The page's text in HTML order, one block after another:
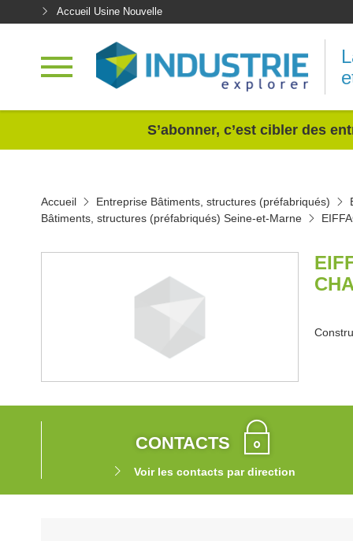
Accueil Usine Nouvelle
S’abonner, c’est cibler des
Accueil Entreprise Bâtiments, structures (préfabriqués)
Bâtiments, structures (préfabriqués) Seine-et-Marne
CONTACTS
Voir les contacts par direction